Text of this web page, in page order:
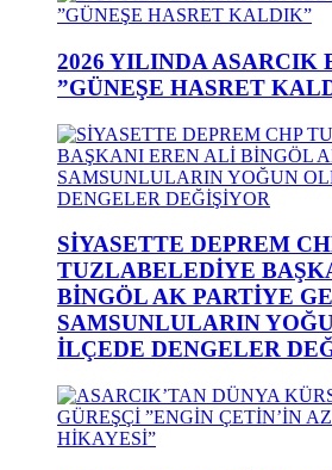
2026 YILINDA ASARCIK
”GÜNEŞE HASRET
SİYASETTE DEPREM
TUZLABELEDİYE
BİNGÖL AK PARTİYE
SAMSUNLULARIN
İLÇEDE DENGELER